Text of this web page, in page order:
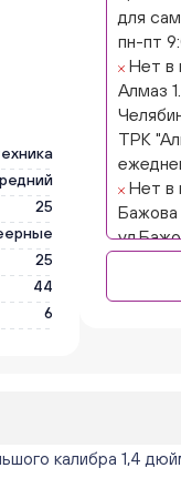
25
25
44
6
для
пн-пт
Нет в
Алмаз
ТРК
Нет в
Бажова
калибра 1,4